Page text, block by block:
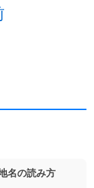
名の読み方